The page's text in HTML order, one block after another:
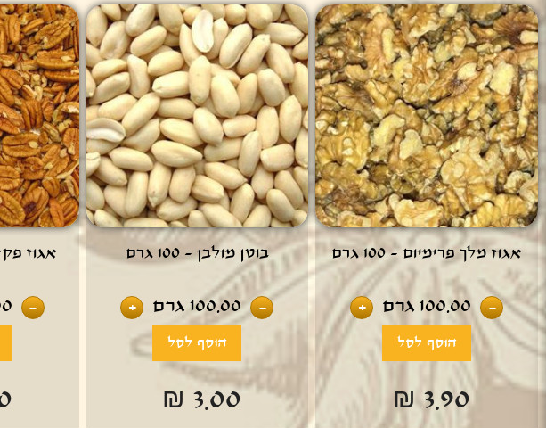
אגוז מלך פרימיום - 100 גרם
-
100.00גרם +
₪ 3.90
בוטן מולבן - 100 גרם
-
100.00גרם +
₪ 3.00
אגוז
-